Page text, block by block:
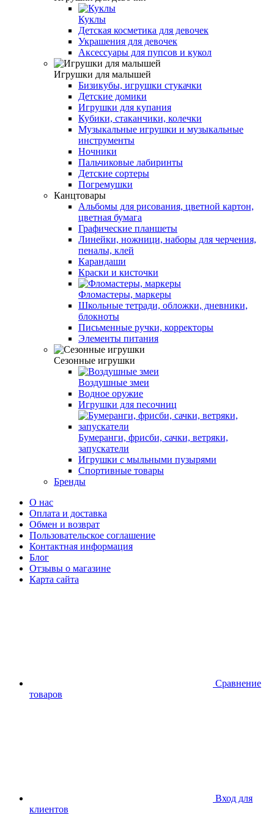
Куклы
Детская косметика для девочек
Украшения для девочек
Аксессуары для пупсов и кукол
Игрушки для малышей
Бизикубы, игрушки стукачки
Детские домики
Игрушки для купания
Кубики, стаканчики, колечки
Музыкальные игрушки и музыкальные
инструменты
Ночники
Пальчиковые лабиринты
Детские сортеры
Погремушки
Канцтовары
Альбомы для рисования, цветной картон,
цветная бумага
Графические планшеты
Линейки, ножници, наборы для черчения,
пеналы, клей
Карандаши
Краски и кисточки
Фломастеры, маркеры
Школьные тетради, обложки, дневники,
блокноты
Письменные ручки, корректоры
Элементы питания
Сезонные игрушки
Воздушные змеи
Водное оружие
Игрушки для песочниц
Бумеранги, фрисби, сачки, ветряки,
запускатели
Игрушки с мыльными пузырями
Спортивные товары
Бренды
О нас
Оплата и доставка
Обмен и возврат
Пользовательское соглашение
Контактная информация
Блог
Отзывы о магазине
Карта сайта
Сравнение
товаров
Вход для
клиентов